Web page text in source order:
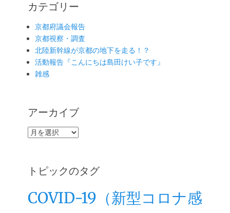
カテゴリー
京都府議会報告
京都視察・調査
北陸新幹線が京都の地下を走る！？
活動報告『こんにちは島田けい子です』
雑感
アーカイブ
ア
イ
ブ
トピックのタグ
COVID-19（新型コロナ感